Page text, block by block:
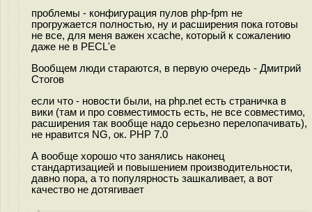
проблемы - конфигурация пулов php-fpm не
прогружается полностью, ну и расширения пока готовы
не все, для меня важен xcache, который к сожалению
даже не в PECL'e
Вообщем люди стараются, в первую очередь - Дмитрий
Стогов
если что - новости были, на php.net есть страничка в
вики (там и про совместимость есть, не все совместимо,
расширения так вообще надо серьезно перелопачивать),
не нравится NG, ок. PHP 7.0
А вообще хорошо что занялись наконец
стандартизацией и повышением производительности,
давно пора, а то популярность зашкаливает, а вот
качество не дотягивает